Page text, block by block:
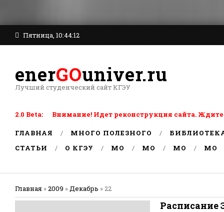
Пятница, 10:44:12
enerGOuniver.ru
Лучший студенческий сайт КГЭУ
2.0 Beta: Внимание! Идет реконструкция сайта. Ждите
ГЛАВНАЯ МНОГО ПОЛЕЗНОГО
СТАТЬИ
О КГЭУ MO MO MO MO
Главная »2009 »Декабрь »22